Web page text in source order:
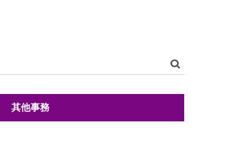
其他事務